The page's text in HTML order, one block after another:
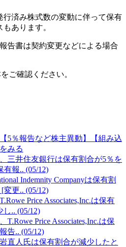
済み株式数の変動に伴って保有
あります。
告書は契約変更などによる場合
ご確認ください。
5％報告など株主異動】【組み込
みる
三井住友銀行は保有割合が5％を
報.. (05/12)
Indemnity Companyは保有割
更.. (05/12)
Price Associates,Inc.は保有
.. (05/12)
Price Associates,Inc.は保
告.. (05/12)
直人氏は保有割合が減少したと